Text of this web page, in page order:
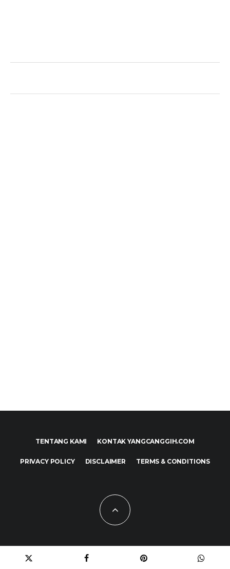
TENTANG KAMI KONTAK YANGCANGGIH.COM
PRIVACY POLICY DISCLAIMER TERMS & CONDITIONS